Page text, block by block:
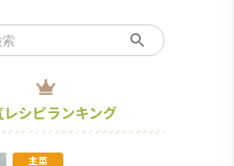
レシピランキング
主菜